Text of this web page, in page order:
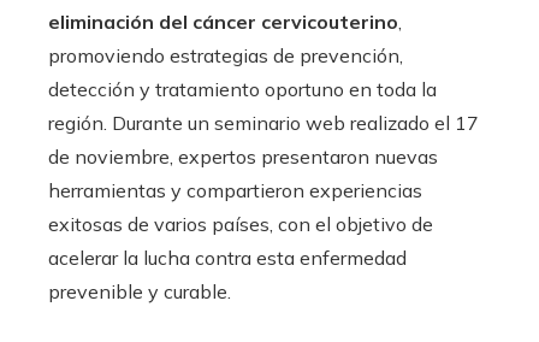
eliminación del cáncer cervicouterino,
promoviendo estrategias de prevención,
detección y tratamiento oportuno en toda la
región. Durante un seminario web realizado el 17
de noviembre, expertos presentaron nuevas
herramientas y compartieron experiencias
exitosas de varios países, con el objetivo de
acelerar la lucha contra esta enfermedad
prevenible y curable.